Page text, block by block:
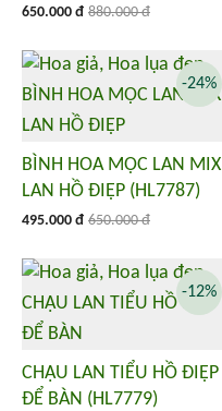
650.000 đ 880.000 đ
BÌNH HOA MỘC LAN MIX
LAN HỒ ĐIỆP (HL7787)
495.000 đ 650.000 đ
-24%
CHẬU LAN TIỂU HỒ ĐIỆP
ĐỂ BÀN (HL7779)
-12%